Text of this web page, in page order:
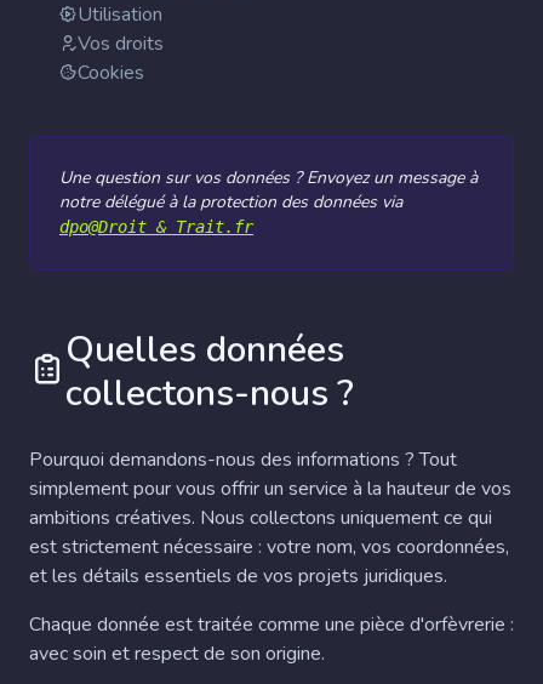
Utilisation
Vos droits
Cookies
Une question sur vos données ? Envoyez un message à
notre délégué à la protection des données via
dpo@Droit & Trait.fr
Quelles données
collectons-nous ?
Pourquoi demandons-nous des informations ? Tout
simplement pour vous offrir un service à la hauteur de vos
ambitions créatives. Nous collectons uniquement ce qui
est strictement nécessaire : votre nom, vos coordonnées,
et les détails essentiels de vos projets juridiques.
Chaque donnée est traitée comme une pièce d'orfèvrerie :
avec soin et respect de son origine.